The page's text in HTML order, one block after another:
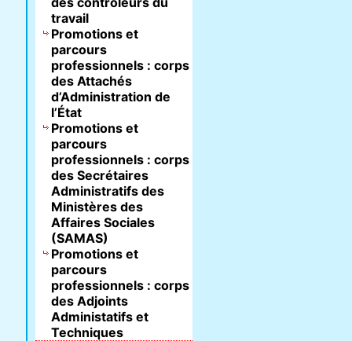
travail
Promotions et
parcours
professionnels : corps
des Attachés
d’Administration de
l’État
Promotions et
parcours
professionnels : corps
des Secrétaires
Administratifs des
Ministères des
Affaires Sociales
(SAMAS)
Promotions et
parcours
professionnels : corps
des Adjoints
Administatifs et
Techniques